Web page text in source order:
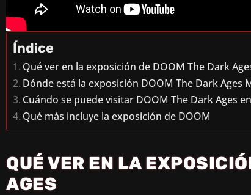
Índice
Qué ver en la exposición de DOOM The Dark
Dónde está la exposición DOOM The Dark Ages
Cuándo se puede visitar DOOM The Dark Ages
Qué más incluye la exposición de DOOM
QUÉ VER EN LA
AGES